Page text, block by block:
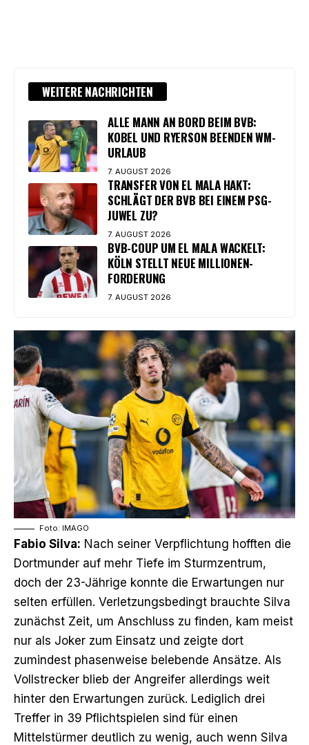
WEITERE NACHRICHTEN
ALLE MANN AN BORD BEIM BVB:
KOBEL UND RYERSON BEENDEN WM-
URLAUB
7. AUGUST 2026
TRANSFER VON EL MALA HAKT:
SCHLÄGT DER BVB BEI EINEM PSG-
JUWEL ZU?
7. AUGUST 2026
BVB-COUP UM EL MALA WACKELT:
KÖLN STELLT NEUE MILLIONEN-
FORDERUNG
7. AUGUST 2026
Foto: IMAGO
Fabio Silva: Nach seiner Verpflichtung hofften die
Dortmunder auf mehr Tiefe im Sturmzentrum,
doch der 23-Jährige konnte die Erwartungen nur
selten erfüllen. Verletzungsbedingt brauchte Silva
zunächst Zeit, um Anschluss zu finden, kam meist
nur als Joker zum Einsatz und zeigte dort
zumindest phasenweise belebende Ansätze. Als
Vollstrecker blieb der Angreifer allerdings weit
hinter den Erwartungen zurück. Lediglich drei
Treffer in 39 Pflichtspielen sind für einen
Mittelstürmer deutlich zu wenig, auch wenn Silva